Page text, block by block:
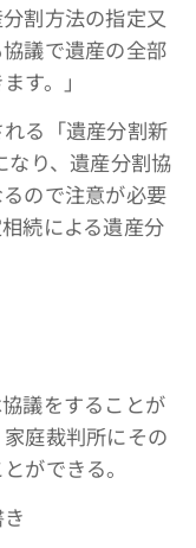
割方法の指定又
議で遺産の全部
す。」
る「遺産分割新
なり、遺産分割協
ので注意が必要
続による遺産分
議をすることが
庭裁判所にその
ができる。